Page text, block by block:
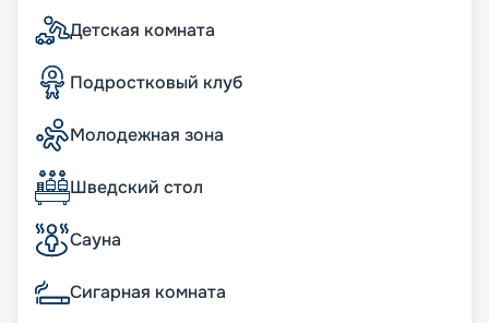
фитнес-зал, сауна, джакузи, 4D-кинотеатр – и
путешественников обустроены интереснейшие
игровые зоны, подростковые клубы, бассейн,
водяные горки.
Вы можете купить путевку на нашем сайте
расписание туров, маршруты на 2026 - 2027 г.,
схема размещения и описание кают, цена
путевки, фото интерьеров. Если у вас появились
вопросы, опытные консультанты с
бронирования позвонит вам выбрать самые
Детская комната
Подростковый клуб
Молодежная зона
Шведский стол
Сауна
Сигарная комната